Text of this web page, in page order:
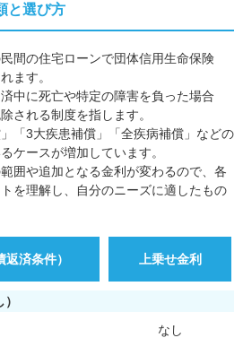
と選び方
間の住宅ローンで団体信用生命保険
ます。
中に死亡や特定の障害を負った場合
される制度を指します。
「3大疾患補償」「全疾病補償」などの
ケースが増加しています。
囲や追加となる金利が変わるので、各
を理解し、自分のニーズに適したもの
済条件） 上乗せ金利
なし